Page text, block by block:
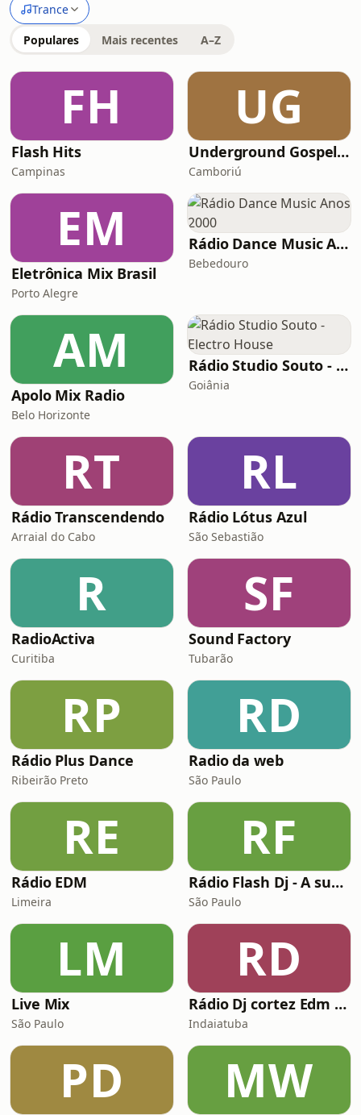
Trance
Populares Mais recentes A–Z
FH
Flash Hits
Campinas
UG
Underground Gospel Radio
Camboriú
EM
Eletrônica Mix Brasil
Porto Alegre
Rádio Dance Music Anos 2000
Bebedouro
AM
Apolo Mix Radio
Belo Horizonte
Rádio Studio Souto - Electro House
Goiânia
RT
Rádio Transcendendo
Arraial do Cabo
RL
Rádio Lótus Azul
São Sebastião
R
RadioActiva
Curitiba
SF
Sound Factory
Tubarão
RP
Rádio Plus Dance
Ribeirão Preto
RD
Radio da web
São Paulo
RE
Rádio EDM
Limeira
RF
Rádio Flash Dj - A sua webrádio de música eletrônica!
São Paulo
LM
Live Mix
São Paulo
RD
Rádio Dj cortez Edm friday
Indaiatuba
PD MW